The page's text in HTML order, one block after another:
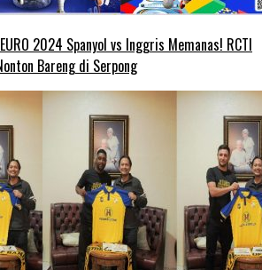
EURO 2024 Spanyol vs Inggris Memanas! RCTI
Bareng di Serpong